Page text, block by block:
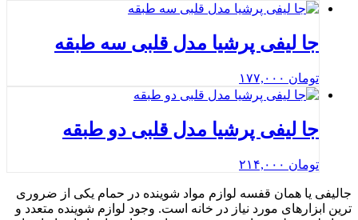
جا لیفی پرشیا مدل قلبی سه طبقه
تومان
جا لیفی پرشیا مدل قلبی دو طبقه
تومان
جالیفی یا همان قفسه لوازم مواد شوینده در حمام یکی از ضروری
ترین ابزارهای مورد نیاز در خانه است. وجود لوازم شوینده متعدد و